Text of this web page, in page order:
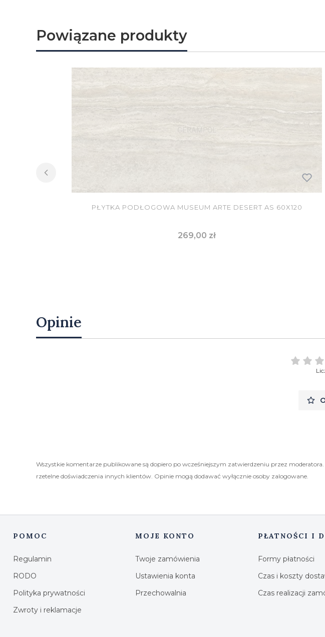
Powiązane produkty
PŁYTKA PODŁOGOWA MUSEUM ARTE DESERT AS 60X120
Cena
269,00 zł
Opinie
Wszystkie komentarze publikowane są dopiero po wcześniejszym zatwierdzeniu przez
rzetelne doświadczenia innych klientów. Opinie mogą dodawać wyłącznie osoby zalogowane.
Linki w stopce
POMOC
Regulamin
RODO
Polityka prywatności
Zwroty i reklamacje
MOJE KONTO
Twoje zamówienia
Ustawienia konta
Przechowalnia
PŁATNOŚCI I
Formy płatności
Czas i koszty
Czas realizacji